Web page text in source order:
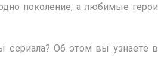
поколение, а любимые герои
сериала? Об этом вы узнаете в